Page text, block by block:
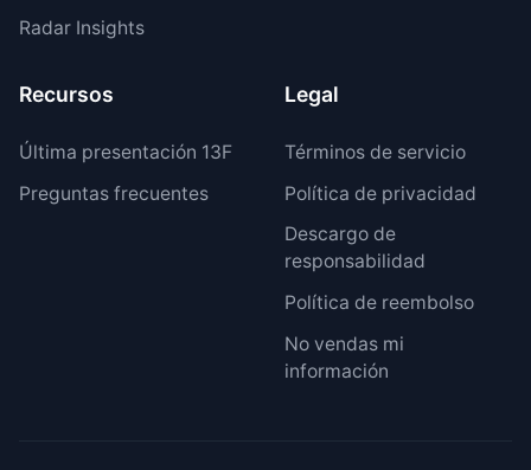
Radar Insights
Recursos
Última presentación 13F
Preguntas frecuentes
Legal
Términos de servicio
Política de privacidad
Descargo de
responsabilidad
Política de reembolso
No vendas mi
información